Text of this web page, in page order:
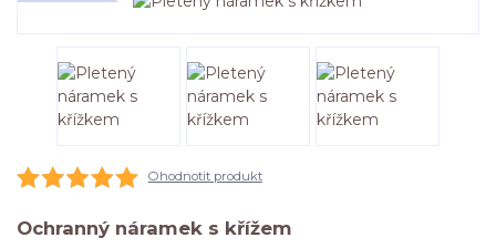
Ohodnotit produkt
Ochranný náramek s křížem